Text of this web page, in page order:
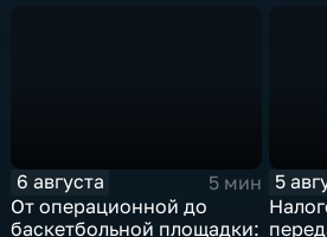
6 августа
5 мин
От операционной до
баскетбольной площадки:
5